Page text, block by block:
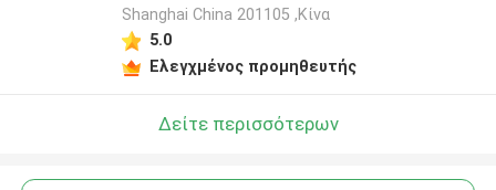
Shanghai China 201105 ,Κίνα
5.0
Ελεγχμένος προμηθευτής
Δείτε περισσότερων